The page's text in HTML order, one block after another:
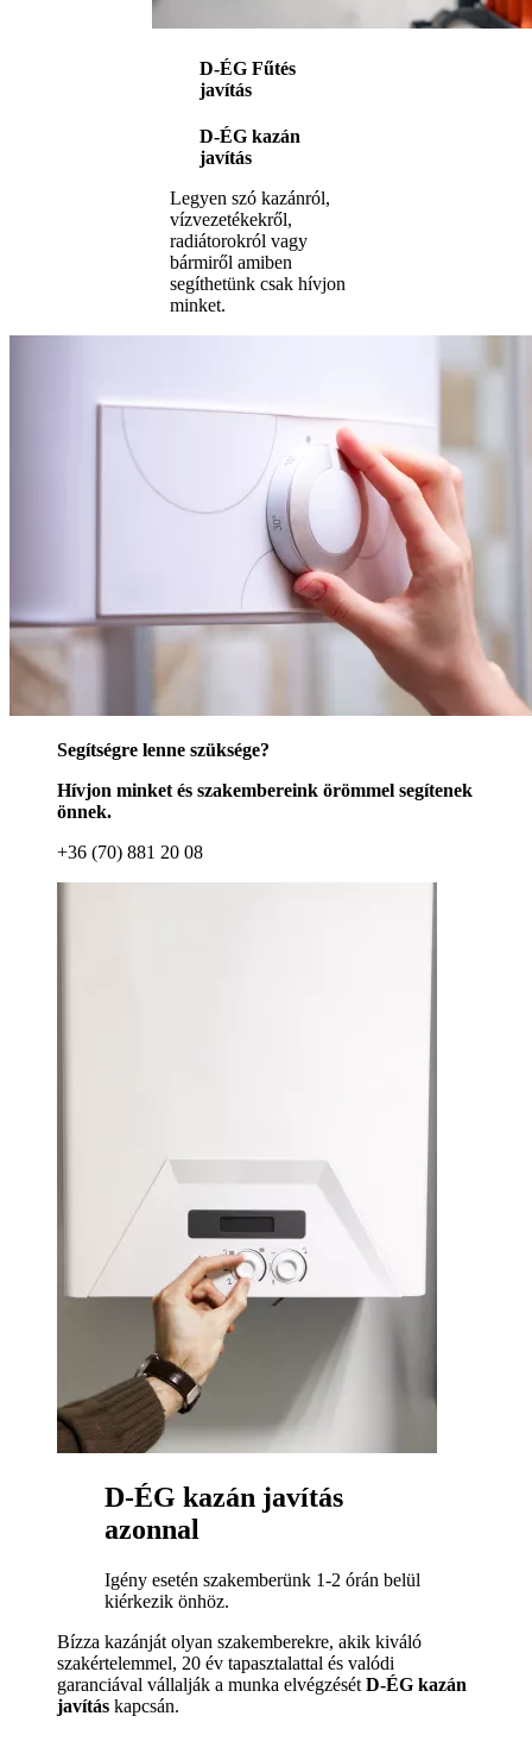
D-ÉG Fűtés
javítás
D-ÉG kazán
javítás
Legyen szó kazánról,
vízvezetékekről,
radiátorokról vagy
bármiről amiben
segíthetünk csak hívjon
minket.
Segítségre lenne szüksége?
Hívjon minket és szakembereink örömmel segítenek
önnek.
+36 (70) 881 20 08
D-ÉG kazán javítás
azonnal
Igény esetén szakemberünk 1-2 órán belül
kiérkezik önhöz.
Bízza kazánját olyan szakemberekre, akik kiváló
szakértelemmel, 20 év tapasztalattal és valódi
garanciával vállalják a munka elvégzését D-ÉG kazán
javítás kapcsán.